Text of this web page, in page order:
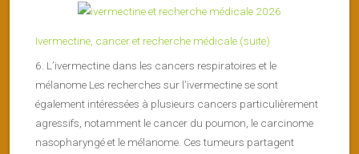
Ivermectine, cancer et recherche médicale (suite)
6. L’ivermectine dans les cancers respiratoires et le
mélanome Les recherches sur l’ivermectine se sont
également intéressées à plusieurs cancers particulièrement
agressifs, notamment le cancer du poumon, le carcinome
nasopharyngé et le mélanome. Ces tumeurs partagent